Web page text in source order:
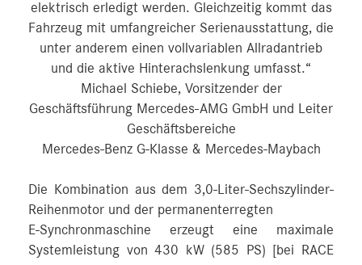
elektrisch erledigt werden. Gleichzeitig kommt das
Fahrzeug mit umfangreicher Serienausstattung, die
unter anderem einen vollvariablen Allradantrieb
und die aktive Hinterachslenkung umfasst.“
Michael Schiebe, Vorsitzender der
Geschäftsführung Mercedes-AMG GmbH und Leiter
Geschäftsbereiche
Mercedes-Benz G-Klasse & Mercedes-Maybach
Die Kombination aus dem 3,0-Liter-Sechszylinder-
Reihenmotor und der permanenterregten
E-Synchronmaschine erzeugt eine maximale
Systemleistung von 430 kW (585 PS) [bei RACE